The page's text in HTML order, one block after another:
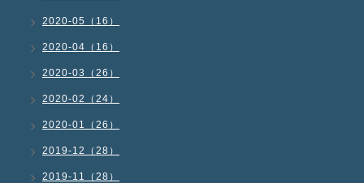
2020-05（16）
2020-04（16）
2020-03（26）
2020-02（24）
2020-01（26）
2019-12（28）
2019-11（28）